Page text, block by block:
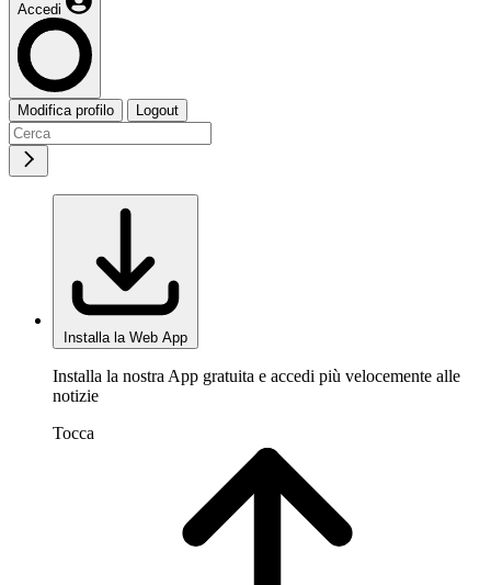
Accedi
Modifica profilo Logout
Installa la Web App
Installa la nostra App gratuita e accedi più velocemente alle
notizie
Tocca